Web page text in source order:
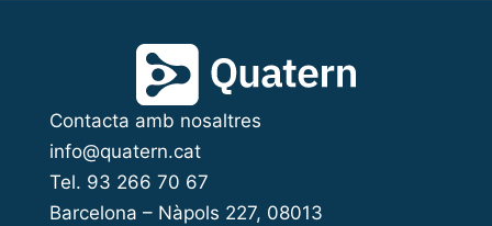
Contacta amb nosaltres
info@quatern.cat
Tel. 93 266 70 67
Barcelona – Nàpols 227, 08013